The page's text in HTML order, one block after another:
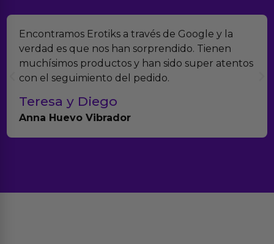
Encontramos Erotiks a través de Google y la
verdad es que nos han sorprendido. Tienen
muchísimos productos y han sido super atentos
con el seguimiento del pedido.
Teresa y Diego
Anna Huevo Vibrador